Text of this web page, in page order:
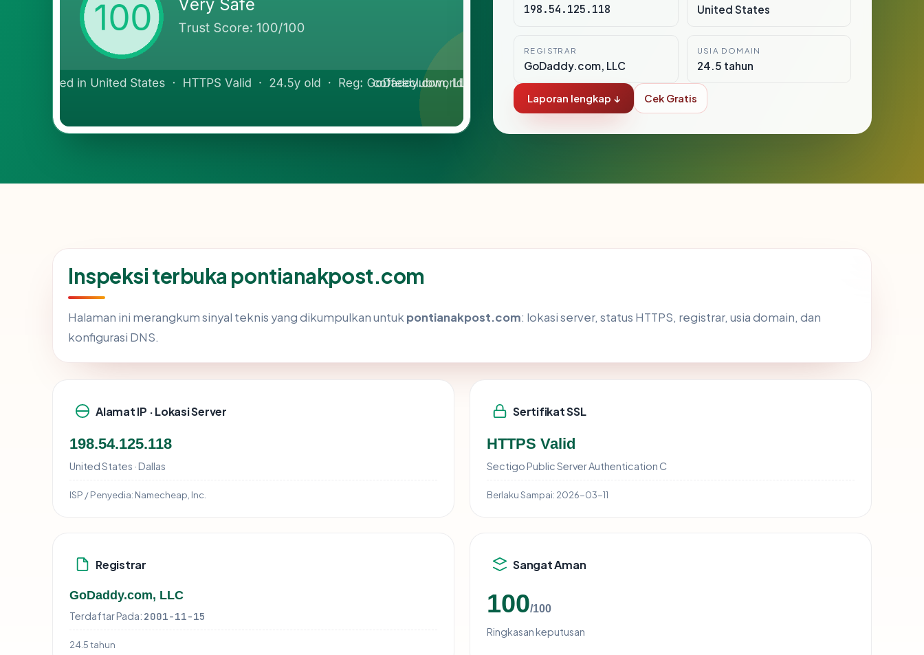
198.54.125.118 United States
REGISTRAR
GoDaddy.com, LLC
USIA DOMAIN
24.5 tahun
Laporan lengkap ↓ Cek Gratis
Inspeksi terbuka pontianakpost.com
Halaman ini merangkum sinyal teknis yang dikumpulkan untuk pontianakpost.com: lokasi server, status HTTPS, registrar, usia domain, dan
konfigurasi DNS.
Alamat IP · Lokasi Server
198.54.125.118
United States · Dallas
ISP / Penyedia: Namecheap, Inc.
Sertifikat SSL
HTTPS Valid
Sectigo Public Server Authentication C
Berlaku Sampai: 2026-03-11
Registrar
GoDaddy.com, LLC
Terdaftar Pada: 2001-11-15
24.5 tahun
Sangat Aman
100/100
Ringkasan keputusan